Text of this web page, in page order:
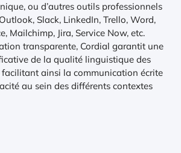
ou d’autres outils professionnels
Slack, LinkedIn, Trello, Word,
Mailchimp, Jira, Service Now, etc.
transparente, Cordial garantit une
de la qualité linguistique des
ainsi la communication écrite
au sein des différents contextes